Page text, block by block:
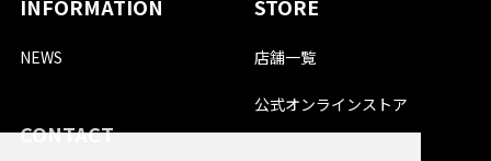
INFORMATION
NEWS
STORE
店舗一覧
公式オンラインストア
CONTACT